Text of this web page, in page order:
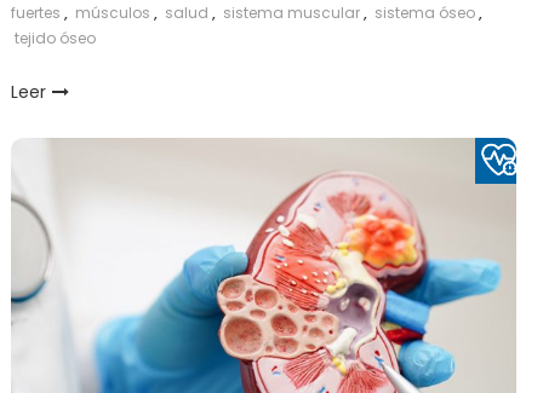
fuertes , músculos , salud , sistema muscular, sistema óseo,
tejido óseo
Leer